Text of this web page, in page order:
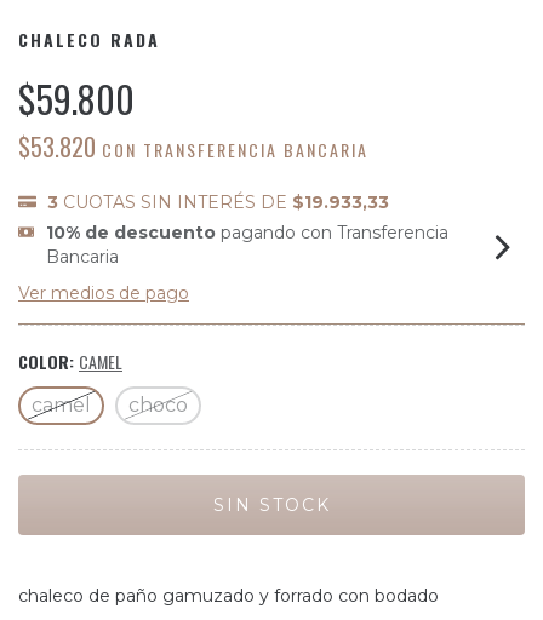
CHALECO RADA
$59.800
$53.820 CON TRANSFERENCIA BANCARIA
3 CUOTAS SIN INTERÉS DE $19.933,33
10% de descuento pagando con Transferencia
Bancaria
Ver medios de pago
COLOR: CAMEL
camel choco
chaleco de paño gamuzado y forrado con bodado